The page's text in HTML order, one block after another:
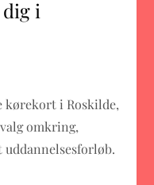
i
kørekort i Roskilde,
omkring,